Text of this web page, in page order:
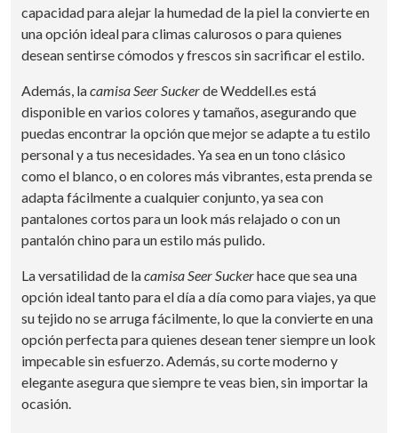
capacidad para alejar la humedad de la piel la convierte en
una opción ideal para climas calurosos o para quienes
desean sentirse cómodos y frescos sin sacrificar el estilo.
Además, lacamisa Seer Suckerde Weddell.es está
disponible en varios colores y tamaños, asegurando que
puedas encontrar la opción que mejor se adapte a tu estilo
personal y a tus necesidades. Ya sea en un tono clásico
como el blanco, o en colores más vibrantes, esta prenda se
adapta fácilmente a cualquier conjunto, ya sea con
pantalones cortos para un look más relajado o con un
pantalón chino para un estilo más pulido.
La versatilidad de lacamisa Seer Suckerhace que sea una
opción ideal tanto para el día a día como para viajes, ya que
su tejido no se arruga fácilmente, lo que la convierte en una
opción perfecta para quienes desean tener siempre un look
impecable sin esfuerzo. Además, su corte moderno y
elegante asegura que siempre te veas bien, sin importar la
ocasión.